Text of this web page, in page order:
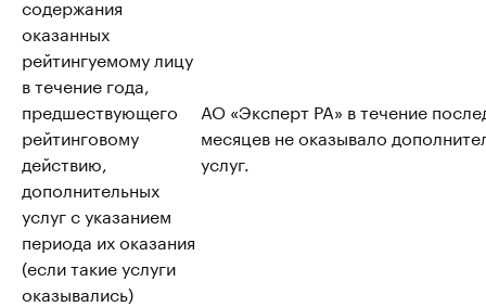
содержания
оказанных
рейтингуемому лицу
в течение года,
предшествующего
рейтинговому
действию,
дополнительных
услуг с указанием
периода их оказания
(если такие услуги
оказывались)
АО «Эксперт РА» в течение
месяцев не оказывало
услуг.